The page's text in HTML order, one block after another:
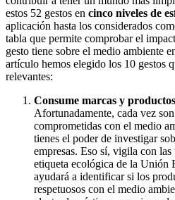
estos 52 gestos en cinco niveles de
aplicación hasta los considerados
tabla que permite comprobar el
gesto tiene sobre el medio ambiente
artículo hemos elegido los 10 gestos
relevantes:
Consume marcas y
Afortunadamente, cada vez
comprometidas con el medio
tienes el poder de investigar
empresas. Eso sí, vigila con
etiqueta ecológica de la Unión
ayudará a identificar si los
respetuosos con el medio